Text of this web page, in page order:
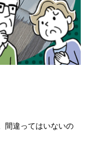
間違ってはいないの